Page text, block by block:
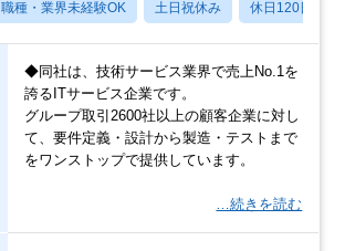
職種・業界未経験OK 土日祝休み 休日120日以上
◆同社は、技術サービス業界で売上No.1を
誇るITサービス企業です。
グループ取引2600社以上の顧客企業に対し
て、要件定義・設計から製造・テストまで
をワンストップで提供しています。
…続きを読む